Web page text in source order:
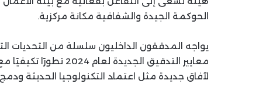
الحوكمة الجيدة والشفافية مكانة مركزية.
يواجه المدققون الداخليون سلسلة من التحديات
معايير التدقيق
لآفاق جديدة مثل اعتماد التكنولوجيا الحديثة